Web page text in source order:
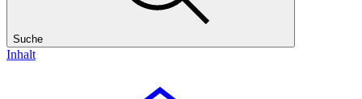
Suche
Inhalt